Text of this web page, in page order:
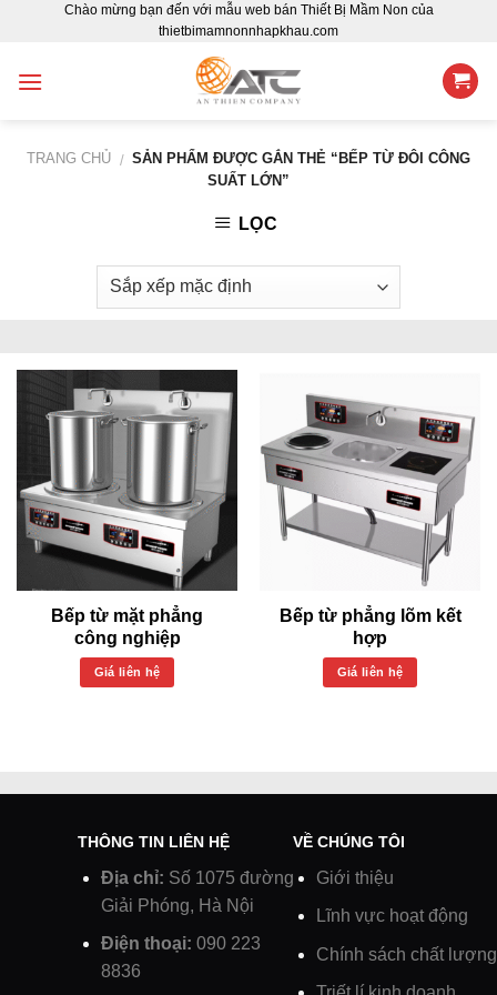
Chào mừng bạn đến với mẫu web bán Thiết Bị Mầm Non của
thietbimamnonnhapkhau.com
TRANG CHỦ / SẢN PHẨM ĐƯỢC GẮN THẺ “BẾP TỪ ĐÔI CÔNG
SUẤT LỚN”
LỌC
Bếp từ mặt phẳng
công nghiệp
Giá liên hệ
Bếp từ phẳng lõm kết
hợp
Giá liên hệ
THÔNG TIN LIÊN HỆ
Địa chỉ: Số 1075 đường
Giải Phóng, Hà Nội
Điện thoại: 090 223
8836
VỀ CHÚNG TÔI
Giới thiệu
Lĩnh vực hoạt động
Chính sách chất lượng